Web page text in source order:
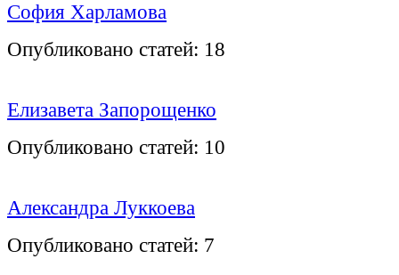
София Харламова
Опубликовано статей: 18
Елизавета Запорощенко
Опубликовано статей: 10
Александра Луккоева
Опубликовано статей: 7